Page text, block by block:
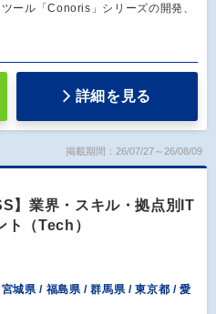
ール「Conoris」シリーズの開発、
詳細を見る
掲載期間：26/07/27～26/08/09
】業界・スキル・拠点別IT
ト（Tech）
城県 / 福島県 / 群馬県 / 東京都 / 愛